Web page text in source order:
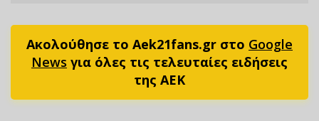
Ακολούθησε το Aek21fans.gr στο Google
News για όλες τις τελευταίες ειδήσεις
της ΑΕΚ